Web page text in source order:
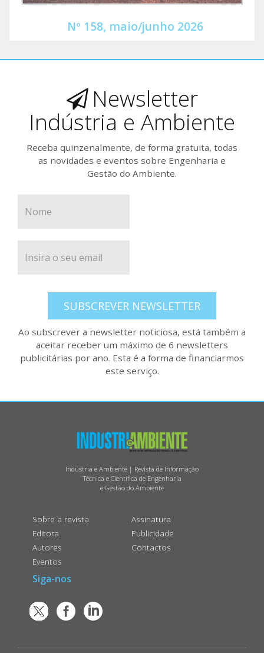
Nº 158, maio/junho 2026
Newsletter
Indústria e Ambiente
Receba quinzenalmente, de forma gratuita, todas
as novidades e eventos sobre Engenharia e
Gestão do Ambiente.
SUBSCREVER NEWSLETTER
Ao subscrever a newsletter noticiosa, está também a
aceitar receber um máximo de 6 newsletters
publicitárias por ano. Esta é a forma de financiarmos
este serviço.
Indústria e Ambiente | Revista de Informação
Técnica e Científica de Engenharia
e Gestão do Ambiente
Sobre a revista
Editora
Autores
Eventos
Assinatura
Publicidade
Contactos
Siga-nos